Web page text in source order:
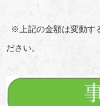
※上記の金額は変動す
ださい。